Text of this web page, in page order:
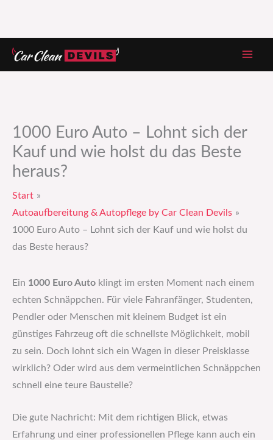
Zum
Inhalt
1000 Euro Auto – Lohnt sich der
Kauf und wie holst du das Beste
heraus?
Start
Autoaufbereitung & Autopflege by Car Clean Devils
1000 Euro Auto – Lohnt sich der Kauf und wie holst du
das Beste heraus?
Ein 1000 Euro Auto klingt im ersten Moment nach einem
echten Schnäppchen. Für viele Fahranfänger, Studenten,
Pendler oder Menschen mit kleinem Budget ist ein
günstiges Fahrzeug oft die schnellste Möglichkeit, mobil
zu sein. Doch lohnt sich ein Wagen in dieser Preisklasse
wirklich? Oder wird aus dem vermeintlichen Schnäppchen
schnell eine teure Baustelle?
Die gute Nachricht: Mit dem richtigen Blick, etwas
Erfahrung und einer professionellen Pflege kann auch ein